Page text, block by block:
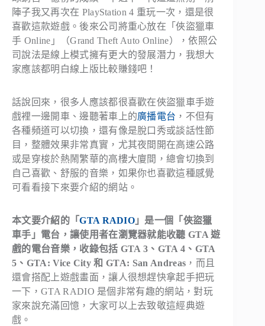
陣子我又再次在 PlayStation 4 重玩一次，還是很
喜歡這款遊戲。後來公司將重心放在「俠盜獵車
手 Online」（Grand Theft Auto Online），依照公
司說法是線上模式擁有更大的發展潛力，我想大
家應該都明白線上版比較賺錢吧！
話說回來，很多人應該都很喜歡在俠盜獵車手遊
戲裡一邊開車、邊聽著車上的廣播電台 ，不但有
各種頻道可以切換，還有像是脫口秀或談話性節
目，整體效果非常真實，尤其夜間開在高速公路
或是穿梭於熱鬧繁華的高樓大廈間，總會切換到
自己喜歡、舒服的音樂，如果你也喜歡這種感覺
可看看接下來要介紹的網站。
本文要介紹的「GTA RADIO 」是一個「俠盜獵
車手」電台，讓使用者在瀏覽器就能收聽 GTA 遊
戲的電台音樂，收錄包括 GTA 3、GTA 4、GTA
5、GTA: Vice City 和 GTA: San Andreas ，而且
還會搭配上遊戲畫面，讓人很想趕快拿起手把玩
一下，GTA RADIO 是個非常有趣的網站，對玩
家來說充滿回憶，大家可以上去致敬這經典遊
戲。